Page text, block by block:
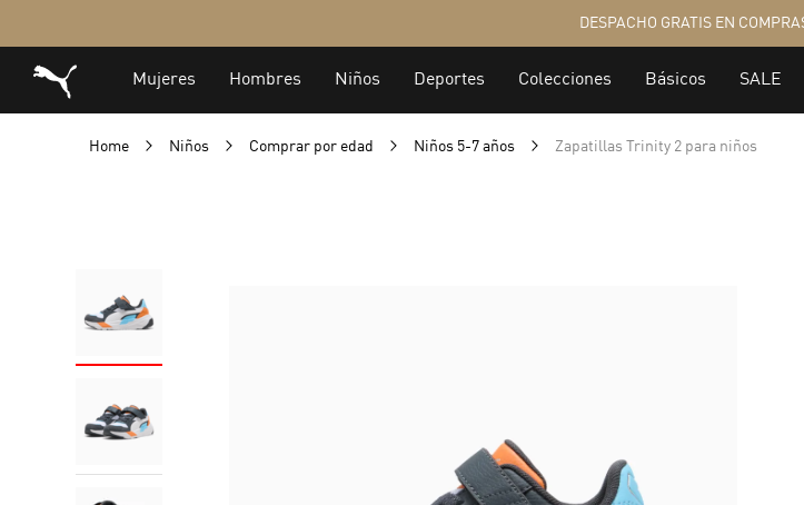
Home Niños Comprar por edad Niños 5-7 años Zapatillas Trinity 2 para niños